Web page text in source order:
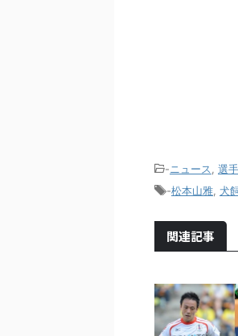
-ニュース
選手
-松本山雅 犬
関連記事